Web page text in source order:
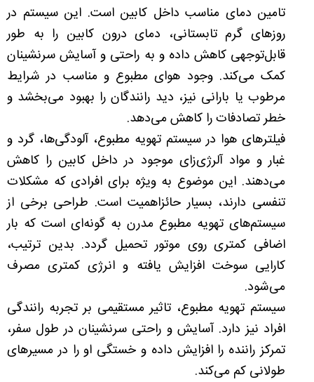
تامین دمای مناسب داخل کابین است. این سیستم در
روزهای گرم تابستانی، دمای درون کابین را به طور
قابل‌توجهی کاهش داده و به راحتی و آسایش سرنشینان
کمک می‌کند. وجود هوای مطبوع و مناسب در شرایط
مرطوب یا بارانی نیز، دید رانندگان را بهبود می‌بخشد و
خطر تصادفات را کاهش می‌دهد.
فیلترهای هوا در سیستم تهویه مطبوع، آلودگی‌ها، گرد و
غبار و مواد آلرژی‌زای موجود در داخل کابین را کاهش
می‌دهند. این موضوع به ویژه برای افرادی که مشکلات
تنفسی دارند، بسیار حائزاهمیت است. طراحی برخی از
سیستم‌های تهویه مطبوع مدرن به گونه‌ای است که بار
اضافی کمتری روی موتور تحمیل گردد. بدین ترتیب،
کارایی سوخت افزایش یافته و انرژی کمتری مصرف
می‌شود.
سیستم تهویه مطبوع، تاثیر مستقیمی بر تجربه رانندگی
افراد نیز دارد. آسایش و راحتی سرنشینان در طول سفر،
تمرکز راننده را افزایش داده و خستگی او را در مسیرهای
طولانی کم می‌کند.